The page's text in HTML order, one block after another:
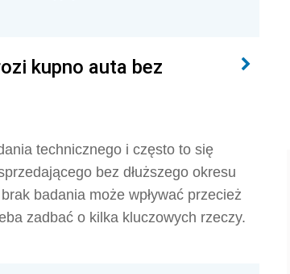
kupno auta bez
technicznego i często to się
bez dłuższego okresu
badania może wpływać przecież
zadbać o kilka kluczowych rzeczy.